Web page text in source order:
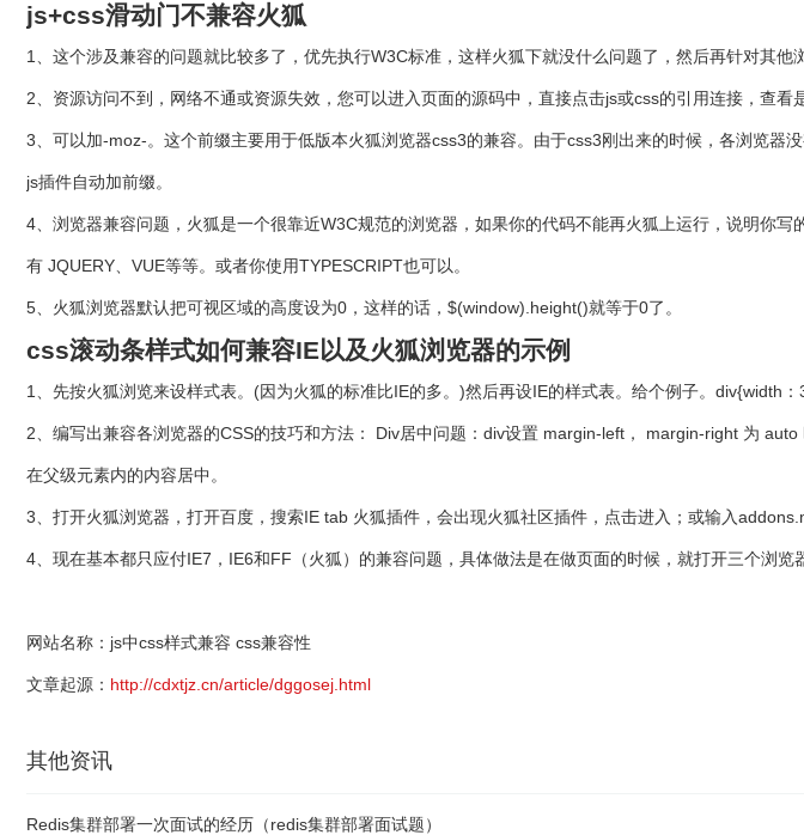
js+css滑动门不兼容火狐
1、这个涉及兼容的问题就比较多了，优先执行W3C标准，这样火狐下就没什么问题了，然后再针对其他
2、资源访问不到，网络不通或资源失效，您可以进入页面的源码中，直接点击js或css的引用连接，查看
3、可以加-moz-。这个前缀主要用于低版本火狐浏览器css3的兼容。由于css3刚出来的时候，各浏览
js插件自动加前缀。
4、浏览器兼容问题，火狐是一个很靠近W3C规范的浏览器，如果你的代码不能再火狐上运行，说明你
有 JQUERY、VUE等等。或者你使用TYPESCRIPT也可以。
5、火狐浏览器默认把可视区域的高度设为0，这样的话，$(window).height()就等于0了。
css滚动条样式如何兼容IE以及火狐浏览器的示例
1、先按火狐浏览来设样式表。(因为火狐的标准比IE的多。)然后再设IE的样式表。给个例子。div{width
2、编写出兼容各浏览器的CSS的技巧和方法： Div居中问题：div设置 margin-left， margin-right 为
在父级元素内的内容居中。
3、打开火狐浏览器，打开百度，搜索IE tab 火狐插件，会出现火狐社区插件，点击进入；或输入
4、现在基本都只应付IE7，IE6和FF（火狐）的兼容问题，具体做法是在做页面的时候，就打开三个浏览
网站名称：js中css样式兼容 css兼容性
文章起源： http://cdxtjz.cn/article/dggosej.html
其他资讯
Redis集群部署一次面试的经历（redis集群部署面试题）